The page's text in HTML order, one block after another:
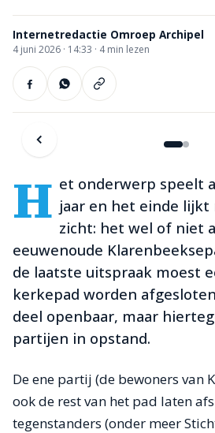
Internetredactie Omroep Archipel
4 juni 2026 · 14:33 · 4min lezen
H et onderwerp speelt
jaar en het einde lijkt
zicht: het wel of niet
eeuwenoude
de laatste uitspraak moest
kerkepad worden
deel openbaar, maar
partijen in opstand.
De ene partij (de bewoners van
ook de rest van het pad laten
tegenstanders (onder meer